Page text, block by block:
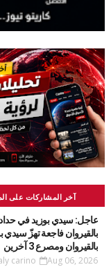
آخر المشاركات على
عاجل: سيدي بوزيد في
بالقيروان فاجعة تهزّ سيدي
بالقيروان ومصرع 3 آخرين
carino Aug 06, 2026